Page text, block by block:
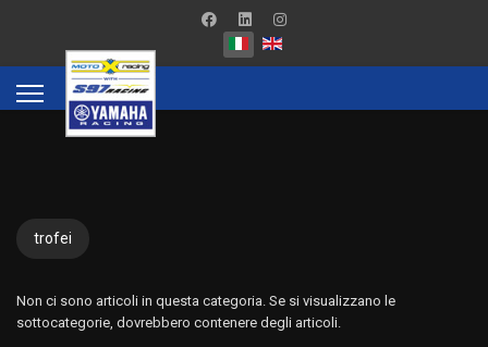
trofei
Non ci sono articoli in questa categoria. Se si visualizzano le
sottocategorie, dovrebbero contenere degli articoli.